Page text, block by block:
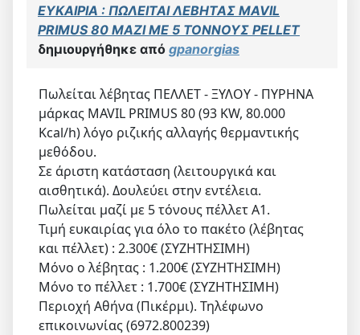
ΕΥΚΑΙΡΙΑ : ΠΩΛΕΙΤΑΙ ΛΕΒΗΤΑΣ MAVIL
PRIMUS 80 MAZI ME 5 TOΝΝΟΥΣ PELLET
δημιουργήθηκε από gpanorgias
Πωλείται λέβητας ΠΕΛΛΕΤ - ΞΥΛΟΥ - ΠΥΡΗΝΑ
μάρκας MAVIL PRIMUS 80 (93 KW, 80.000
Kcal/h) λόγο ριζικής αλλαγής θερμαντικής
μεθόδου.
Σε άριστη κατάσταση (λειτουργικά και
αισθητικά). Δουλεύει στην εντέλεια.
Πωλείται μαζί με 5 τόνους πέλλετ Α1.
Τιμή ευκαιρίας για όλο το πακέτο (λέβητας
και πέλλετ) : 2.300€ (ΣΥΖΗΤΗΣΙΜΗ)
Μόνο ο λέβητας : 1.200€ (ΣΥΖΗΤΗΣΙΜΗ)
Μόνο το πέλλετ : 1.700€ (ΣΥΖΗΤΗΣΙΜΗ)
Περιοχή Αθήνα (Πικέρμι). Τηλέφωνο
επικοινωνίας (6972.800239)